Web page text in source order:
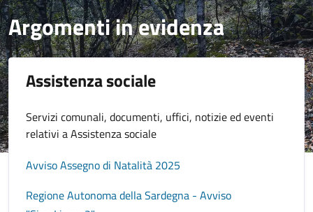
Argomenti in evidenza
Assistenza sociale
Servizi comunali, documenti, uffici, notizie ed eventi
relativi a Assistenza sociale
Avviso Assegno di Natalità 2025
Regione Autonoma della Sardegna - Avviso